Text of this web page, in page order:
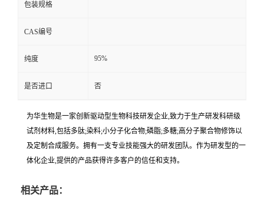
包装规格
CAS编号
纯度 95%
是否进口 否
为华生物是一家创新驱动型生物科技研发企业,致力于生产研发科研级
试剂材料,包括多肽;染料;小分子化合物;磷脂;多糖;高分子聚合物修饰以
及定制合成服务。拥有一支专业技能强大的研发团队。作为研发型的一
体化企业,提供的产品获得许多客户的信任和支持。
相关产品：